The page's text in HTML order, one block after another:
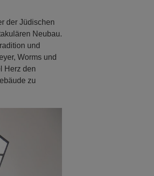
der Jüdischen
Neubau.
und
Worms und
Herz den
zu